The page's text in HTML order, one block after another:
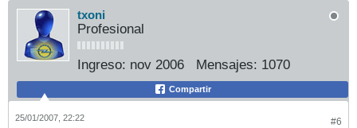
txoni
Profesional
Ingreso: nov 2006 Mensajes: 1070
Compartir
#6
25/01/2007, 22:22